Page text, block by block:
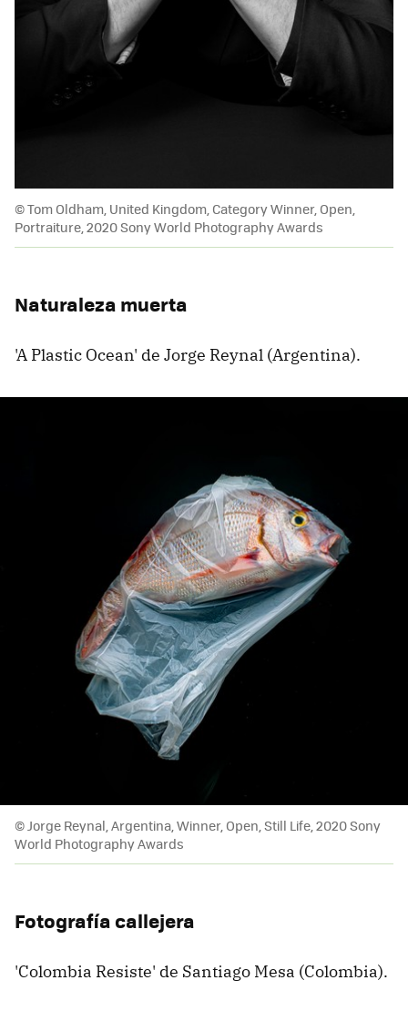
© Tom Oldham, United Kingdom, Category Winner, Open,
Portraiture, 2020 Sony World Photography Awards
Naturaleza muerta
'A Plastic Ocean' de Jorge Reynal (Argentina).
© Jorge Reynal, Argentina, Winner, Open, Still Life, 2020 Sony
World Photography Awards
Fotografía callejera
'Colombia Resiste' de Santiago Mesa (Colombia).